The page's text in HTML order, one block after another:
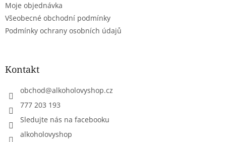
Moje objednávka
Všeobecné obchodní podmínky
Podmínky ochrany osobních údajů
Kontakt
obchod@alkoholovyshop.cz
777 203 193
Sledujte nás na facebooku
alkoholovyshop